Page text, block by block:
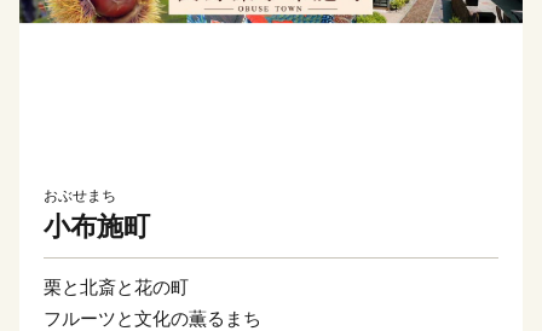
おぶせまち
小布施町
栗と北斎と花の町
フルーツと文化の薫るまち